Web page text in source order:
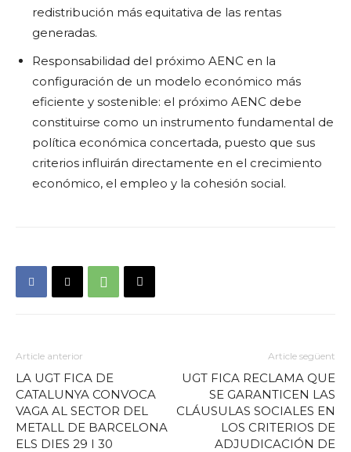
redistribución más equitativa de las rentas
generadas.
Responsabilidad del próximo AENC en la
configuración de un modelo económico más
eficiente y sostenible: el próximo AENC debe
constituirse como un instrumento fundamental de
política económica concertada, puesto que sus
criterios influirán directamente en el crecimiento
económico, el empleo y la cohesión social.
Article anterior
LA UGT FICA DE
CATALUNYA CONVOCA
VAGA AL SECTOR DEL
METALL DE BARCELONA
ELS DIES 29 I 30
Article següent
UGT FICA RECLAMA QUE
SE GARANTICEN LAS
CLÁUSULAS SOCIALES EN
LOS CRITERIOS DE
ADJUDICACIÓN DE